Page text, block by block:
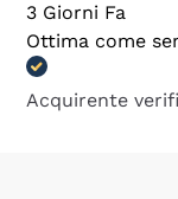
3 Giorni Fa
Ottima come
Acquirente